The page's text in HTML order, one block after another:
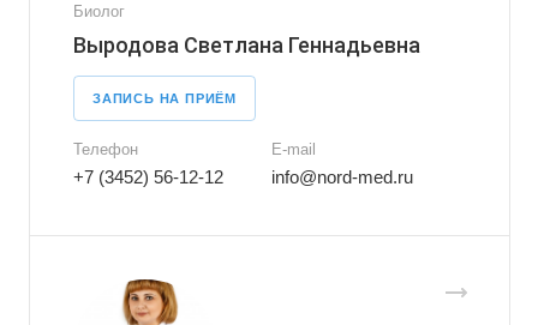
Биолог
Выродова Светлана Геннадьевна
ЗАПИСЬ НА ПРИЁМ
Телефон
+7 (3452) 56-12-12
E-mail
info@nord-med.ru